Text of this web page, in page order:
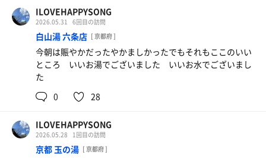
ILOVEHAPPYSONG
2026.05.31 6回目の訪問
白山湯 六条店 [ 京都府 ]
今朝は賑やかだったやかましかったでもそれもここのいい
ところ いいお湯でございました いいお水でございまし
た
0
28
ILOVEHAPPYSONG
2026.05.28 1回目の訪問
京都 玉の湯 [ 京都府 ]